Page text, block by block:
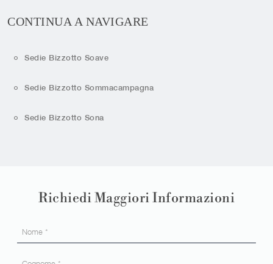
CONTINUA A NAVIGARE
Sedie Bizzotto Soave
Sedie Bizzotto Sommacampagna
Sedie Bizzotto Sona
Richiedi Maggiori Informazioni